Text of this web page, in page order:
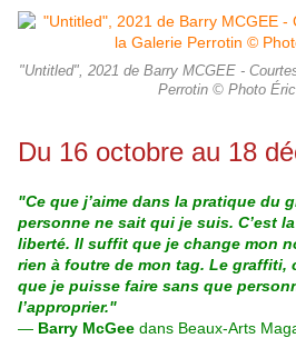
"Untitled", 2021 de Barry MCGEE -
Perrotin © Photo
Du 16 octobre au 18
"Ce que j’aime dans la pratique du
personne ne sait qui je suis. C’est
liberté. Il suffit que je change mon
rien à foutre de mon tag. Le graffiti,
que je puisse faire sans que
l’approprier."
— Barry McGee dans Beaux-Arts